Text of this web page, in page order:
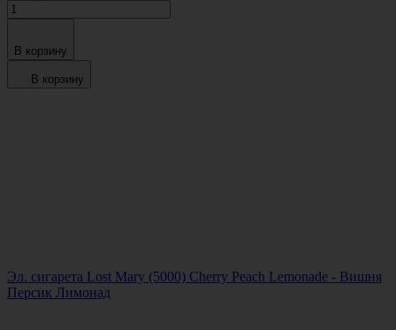
В корзину
В корзину
Эл. сигарета Lost Mary (5000) Cherry Peach Lemonade - Вишня
Персик Лимонад